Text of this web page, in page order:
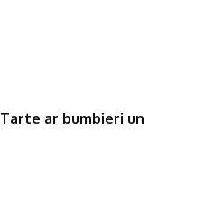
Tarte ar bumbieri un